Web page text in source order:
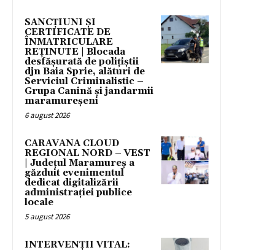
SANCȚIUNI ȘI
CERTIFICATE DE
ÎNMATRICULARE
REȚINUTE | Blocada
desfășurată de polițiștii
djn Baia Sprie, alături de
Serviciul Criminalistic –
Grupa Canină și jandarmii
maramureșeni
6 august 2026
CARAVANA CLOUD
REGIONAL NORD – VEST
| Județul Maramureș a
găzduit evenimentul
dedicat digitalizării
administrației publice
locale
5 august 2026
INTERVENȚII VITAL: